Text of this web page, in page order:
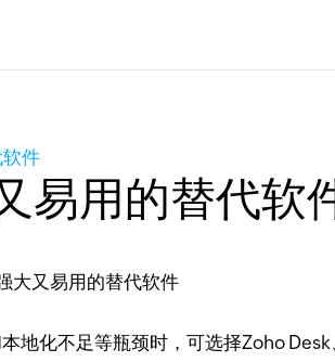
件
易用的替代软
化不足等瓶颈时，可选择Zoho